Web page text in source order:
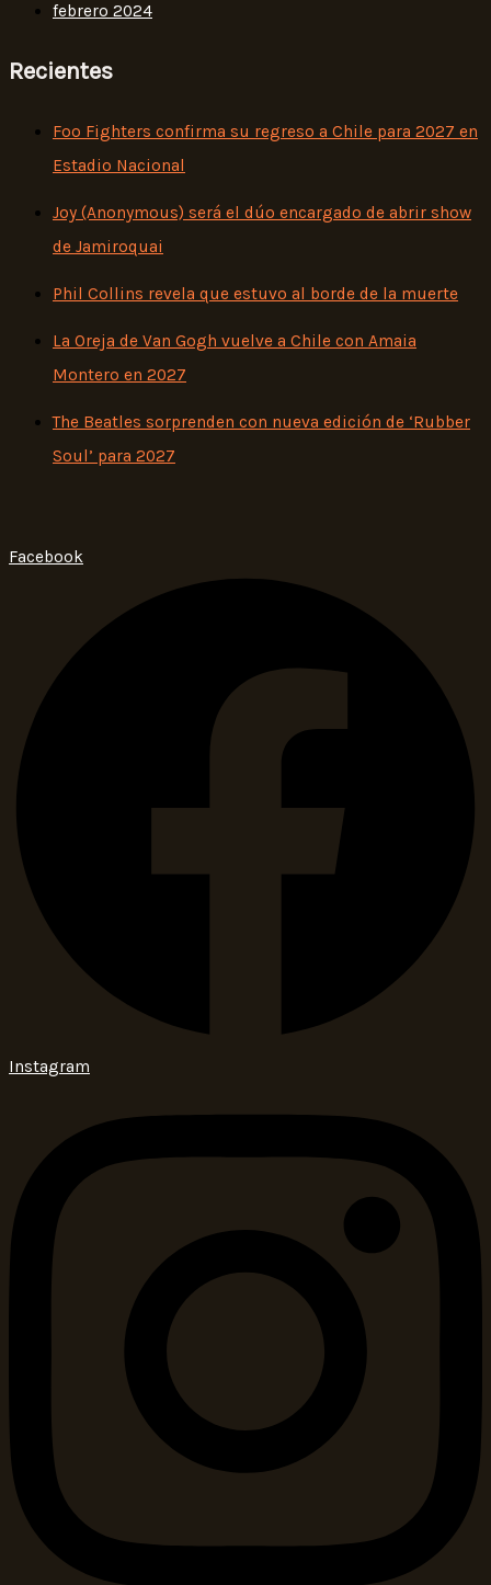
febrero 2024
Recientes
Foo Fighters confirma su regreso a Chile para 2027 en
Estadio Nacional
Joy (Anonymous) será el dúo encargado de abrir show
de Jamiroquai
Phil Collins revela que estuvo al borde de la muerte
La Oreja de Van Gogh vuelve a Chile con Amaia
Montero en 2027
The Beatles sorprenden con nueva edición de ‘Rubber
Soul’ para 2027
Facebook
Instagram